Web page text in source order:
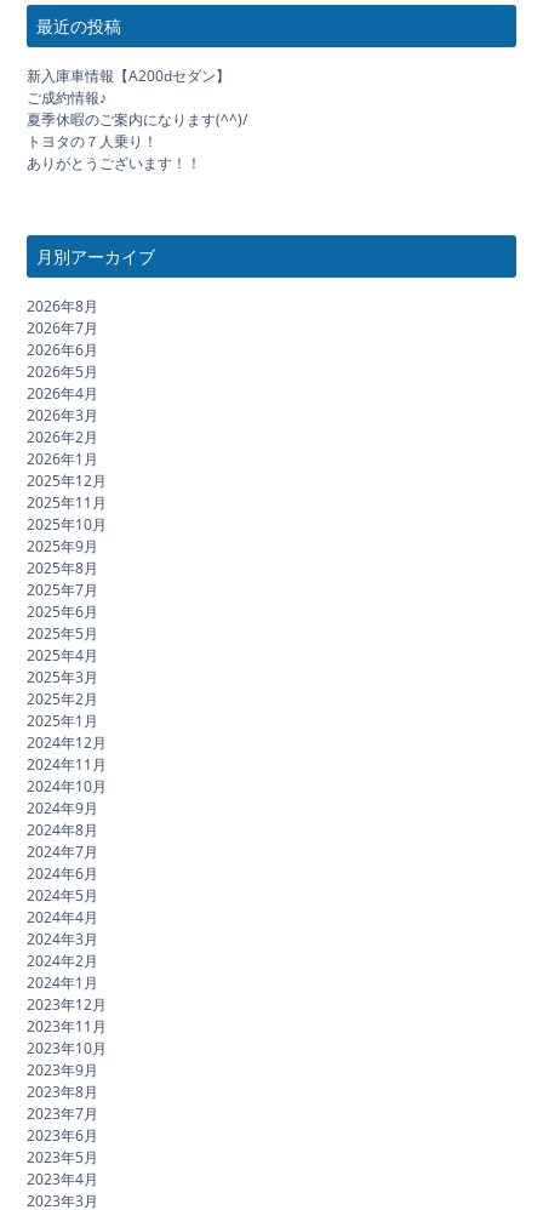
最近の投稿
新入庫車情報【A200dセダン】
ご成約情報♪
夏季休暇のご案内になります(^^)/
トヨタの７人乗り！
ありがとうございます！！
月別アーカイブ
2026年8月
2026年7月
2026年6月
2026年5月
2026年4月
2026年3月
2026年2月
2026年1月
2025年12月
2025年11月
2025年10月
2025年9月
2025年8月
2025年7月
2025年6月
2025年5月
2025年4月
2025年3月
2025年2月
2025年1月
2024年12月
2024年11月
2024年10月
2024年9月
2024年8月
2024年7月
2024年6月
2024年5月
2024年4月
2024年3月
2024年2月
2024年1月
2023年12月
2023年11月
2023年10月
2023年9月
2023年8月
2023年7月
2023年6月
2023年5月
2023年4月
2023年3月